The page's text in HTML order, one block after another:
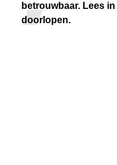
betrouwbaar. Lees
doorlopen.